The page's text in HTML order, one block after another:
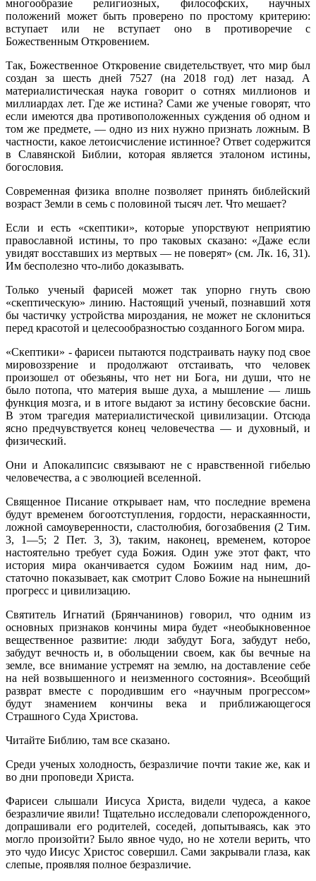
многообразие религиозных, философских, научных
положений может быть проверено по простому критерию:
вступает или не вступает оно в противоречие с
Божественным Откровением.
Так, Божественное Откровение свидетельствует, что мир был
создан за шесть дней 7527 (на 2018 год) лет назад. А
материалистическая наука говорит о сотнях миллионов и
миллиардах лет. Где же истина? Сами же ученые говорят, что
если имеются два противоположенных суждения об одном и
том же предмете, — одно из них нужно признать ложным. В
частности, какое летоисчисление истинное? Ответ содержится
в Славянской Библии, кото­рая является эталоном истины,
богословия.
Современная физика вполне позволяет принять библейский
возраст Земли в семь с половиной тысяч лет. Что мешает?
Если и есть «скептики», которые упорствуют неприятию
православной истины, то про таковых сказано: «Даже если
увидят восставших из мерт­вых — не поверят» (см. Лк. 16, 31).
Им бесполезно что-либо доказывать.
Только ученый фарисей может так упорно гнуть свою
«скептическую» линию. Настоящий ученый, познавший хотя
бы частичку устройства ми­роздания, не может не склониться
перед красотой и целесообразностью созданного Богом мира.
«Скептики» - фарисеи пытаются подстраивать науку под свое
миро­воззрение и продолжают отстаивать, что человек
произошел от обезьяны, что нет ни Бога, ни души, что не
было потопа, что материя выше духа, а мышление — лишь
функция мозга, и в итоге выдают за истину бесовские басни.
В этом трагедия материалистической цивилизации. Отсюда
ясно предчувствуется конец человечества — и духовный, и
физический.
Они и Апокалипсис связывают не с нравственной гибелью
человече­ства, а с эволюцией вселенной.
Священное Писание открывает нам, что последние времена
будут временем богоотступления, гордости, нераскаянности,
ложной самоуве­ренности, сластолюбия, богозабвения (2 Тим.
3, 1—5; 2 Пет. 3, 3), таким, наконец, временем, которое
настоятельно требует суда Божия. Один уже этот факт, что
история мира оканчивается судом Божиим над ним, до­
статочно показывает, как смотрит Слово Божие на нынешний
прогресс и цивилизацию.
Святитель Игнатий (Брянчанинов) говорил, что одним из
основных признаков кончины мира будет «необыкновенное
вещественное развитие: люди забудут Бога, забудут небо,
забудут вечность и, в обольщении своем, как бы вечные на
земле, все внимание устремят на землю, на доставление себе
на ней возвышенного и неизменного состояния». Всеобщий
разврат вместе с породившим его «научным прогрессом»
будут знамением кончины века и приближающегося
Страшного Суда Христова.
Читайте Библию, там все сказано.
Среди ученых холодность, безразличие почти такие же, как и
во дни проповеди Христа.
Фарисеи слышали Иисуса Христа, видели чудеса, а какое
безразли­чие явили! Тщательно исследовали слепорожденного,
допрашивали его родителей, соседей, допытываясь, как это
могло произойти? Было явное чудо, но не хотели верить, что
это чудо Иисус Христос совершил. Сами закрывали глаза, как
слепые, проявляя полное безразличие.